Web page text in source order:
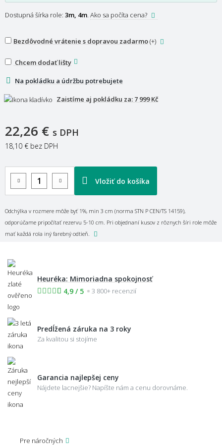
Dostupná šírka role: 3m, 4m Ako sa počíta cena?
Chcem dodať lišty
Na pokládku a údržbu potrebujete
Bezdôvodné vrátenie s dopravou zadarmo(+)
Zaistíme aj pokládku za: 7 999 Kč
22,26 € s DPH
18,10 € bez DPH
Vložiť do košíka
Odchýlka v rozmere môže byť 1%, min 3 cm (norma STN P CEN/TS 14159),
odporúčame pripočítať rezervu 5-10 cm. Pri objednaní kusov z rôznych šíri role môže
mať každá rola iný farebný odtieň.
Heuréka: Mimoriadna spokojnosť
4,9 / 5
3 800+ recenzií
Predĺžená záruka na 3 roky
Za kvalitou si stojíme
Garancia najlepšej ceny
Nájdete lacnejšie? Napíšte nám a cenu dorovnáme.
Pre náročných